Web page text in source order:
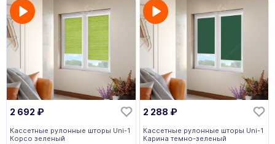
2 692 ₽
Кассетные рулонные шторы Uni-1
Корсо зеленый
2 288 ₽
Кассетные рулонные шторы Uni-1
Карина темно-зеленый